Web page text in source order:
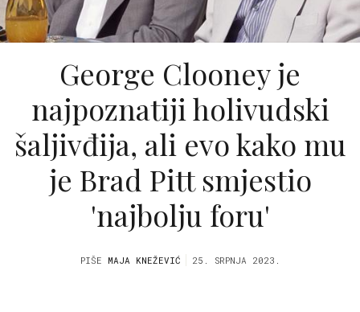
George Clooney je
najpoznatiji holivudski
šaljivđija, ali evo kako mu
je Brad Pitt smjestio
'najbolju foru'
PIŠE MAJA KNEŽEVIĆ 25. SRPNJA 2023.